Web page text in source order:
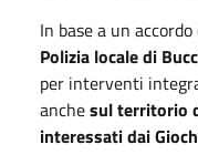
In base a un
Polizia locale di
per interventi
anchesul territorio
interessati dai